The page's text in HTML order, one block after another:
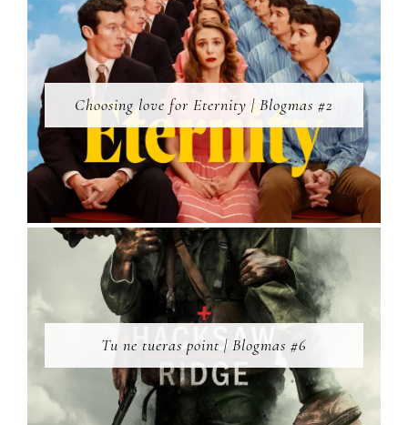
Choosing love for Eternity | Blogmas #2
Tu ne tueras point | Blogmas #6